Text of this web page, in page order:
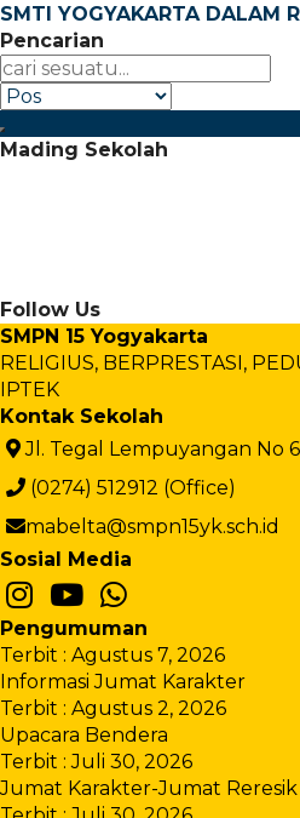
SMTI YOGYAKARTA DALAM
Pencarian
Mading Sekolah
Follow Us
SMPN 15 Yogyakarta
RELIGIUS, BERPRESTASI,
IPTEK
Kontak Sekolah
Jl. Tegal Lempuyangan No
(0274) 512912 (Office)
mabelta@smpn15yk.sch.id
Sosial Media
Pengumuman
Terbit : Agustus 7, 2026
Informasi Jumat Karakter
Terbit : Agustus 2, 2026
Upacara Bendera
Terbit : Juli 30, 2026
Jumat Karakter-Jumat Reresik